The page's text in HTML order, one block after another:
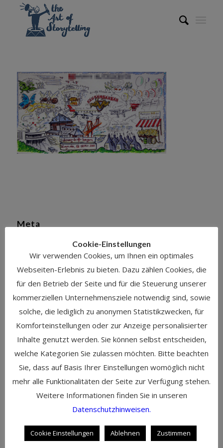
Meta
Eintrags-Feed
Kommentar-Feed
WordPress.org
Kontakt
Martin Cambeis
Tel: +49 89 35 85 37 23
eMail: martin@artofstorytelling.de
Tannenstr. 10,
82178 Puchheim
Cookie-Einstellungen
Wir verwenden Cookies, um Ihnen ein optimales
Webseiten-Erlebnis zu bieten. Dazu zählen Cookies, die
für den Betrieb der Seite und für die Steuerung unserer
kommerziellen Unternehmensziele notwendig sind, sowie
solche, die lediglich zu anonymen Statistikzwecken, für
Komforteinstellungen oder zur Anzeige personalisierter
Inhalte genutzt werden. Sie können selbst entscheiden,
welche Kategorien Sie zulassen möchten. Bitte beachten
Sie, dass auf Basis Ihrer Einstellungen womöglich nicht
mehr alle Funktionalitäten der Seite zur Verfügung stehen.
Weitere Informationen finden Sie in unseren
Datenschutzhinweisen.
Cookie Einstellungen Ablehnen Zustimmen